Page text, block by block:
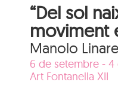
“Del sol
moviment
Manolo
6 de setembre -
Art Fontanella XII